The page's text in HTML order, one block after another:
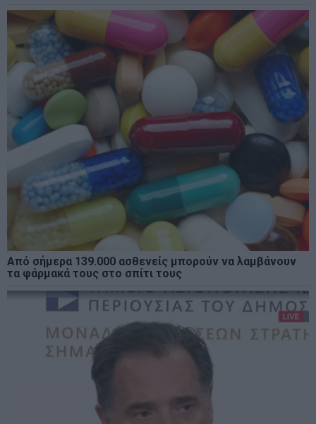
Από σήμερα 139.000 ασθενείς μπορούν να λαμβάνουν
τα φάρμακά τους στο σπίτι τους